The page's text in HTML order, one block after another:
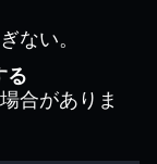
ない。
る
合がありま